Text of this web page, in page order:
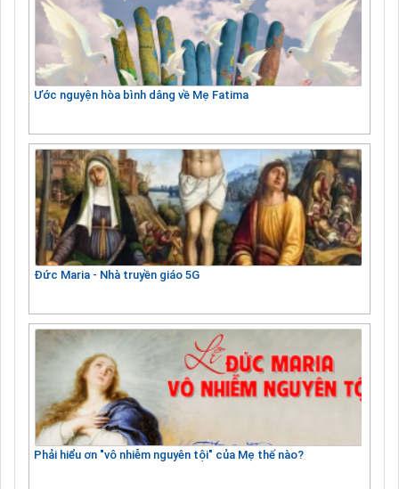
Ước nguyện hòa bình dâng về Mẹ Fatima
Đức Maria - Nhà truyền giáo 5G
Phải hiểu ơn "vô nhiễm nguyên tội" của Mẹ thế nào?